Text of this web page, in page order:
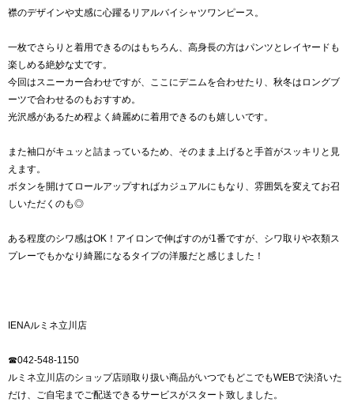
襟のデザインや丈感に心躍るリアルバイシャツワンピース。
一枚でさらりと着用できるのはもちろん、高身長の方はパンツとレイヤードも
楽しめる絶妙な丈です。
今回はスニーカー合わせですが、ここにデニムを合わせたり、秋冬はロングブ
ーツで合わせるのもおすすめ。
光沢感があるため程よく綺麗めに着用できるのも嬉しいです。
また袖口がキュッと詰まっているため、そのまま上げると手首がスッキリと見
えます。
ボタンを開けてロールアップすればカジュアルにもなり、雰囲気を変えてお召
しいただくのも◎
ある程度のシワ感はOK！アイロンで伸ばすのが1番ですが、シワ取りや衣類ス
プレーでもかなり綺麗になるタイプの洋服だと感じました！
IENAルミネ立川店
☎︎042-548-1150
ルミネ立川店のショップ店頭取り扱い商品がいつでもどこでもWEBで決済いた
だけ、ご自宅までご配送できるサービスがスタート致しました。